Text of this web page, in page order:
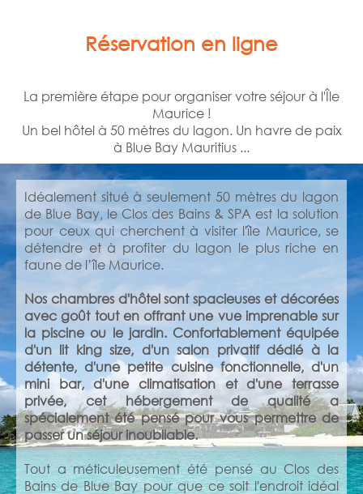
Réservation en ligne
La première étape pour organiser votre séjour à l'Île
Maurice !
Un bel hôtel à 50 mètres du lagon. Un havre de paix
à Blue Bay Mauritius ...
Idéalement situé à seulement 50 mètres du lagon
de Blue Bay, le Clos des Bains & SPA est la solution
pour ceux qui cherchent à visiter l'île Maurice, se
détendre et à profiter du lagon le plus riche en
faune de l’île Maurice.
Nos chambres d'hôtel sont spacieuses et décorées
avec goût tout en offrant une vue imprenable sur
la piscine ou le jardin. Confortablement équipée
d'un lit king size, d'un salon privatif dédié à la
détente, d'une petite cuisine fonctionnelle, d'un
mini bar, d'une climatisation et d'une terrasse
privée, cet hébergement de qualité a
spécialement été pensé pour vous permettre de
passer un séjour inoubliable.
Tout a méticuleusement été pensé au Clos des
Bains de Blue Bay pour que ce soit l'endroit idéal